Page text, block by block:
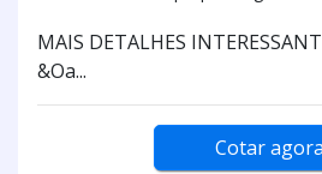
MAIS DETALHES
&Oa...
Cotar agora